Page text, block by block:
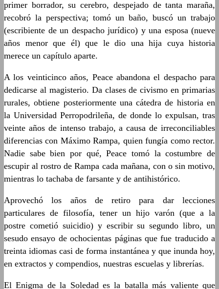
primer borrador, su cerebro, despejado de tanta maraña,
recobró la perspectiva; tomó un baño, buscó un trabajo
(escribiente de un despacho jurídico) y una esposa (nueve
años menor que él) que le dio una hija cuya historia
merece un capítulo aparte.
A los veinticinco años, Peace abandona el despacho para
dedicarse al magisterio. Da clases de civismo en primarias
rurales, obtiene posteriormente una cátedra de historia en
la Universidad Perropodrileña, de donde lo expulsan, tras
veinte años de intenso trabajo, a causa de irreconciliables
diferencias con Máximo Rampa, quien fungía como rector.
Nadie sabe bien por qué, Peace tomó la costumbre de
escupir al rostro de Rampa cada mañana, con o sin motivo,
mientras lo tachaba de farsante y de antihistórico.
Aprovechó los años de retiro para dar lecciones
particulares de filosofía, tener un hijo varón (que a la
postre cometió suicidio) y escribir su segundo libro, un
sesudo ensayo de ochocientas páginas que fue traducido a
treinta idiomas casi de forma instantánea y que inunda hoy,
en extractos y compendios, nuestras escuelas y librerías.
El Enigma de la Soledad es la batalla más valiente que